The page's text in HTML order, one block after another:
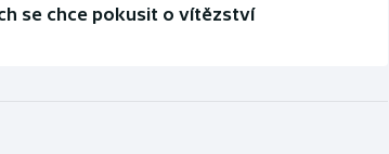
se chce pokusit o vítězství